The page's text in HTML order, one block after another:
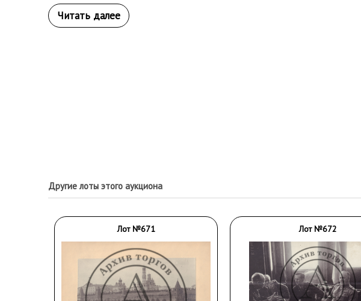
Другие лоты этого аукциона
Лот №671 Лот №672